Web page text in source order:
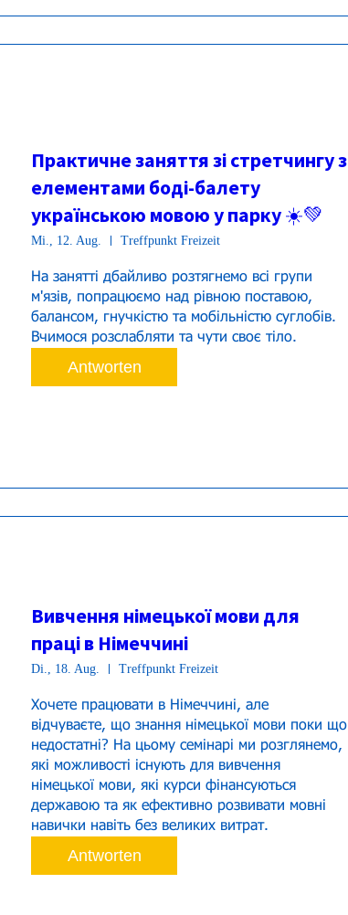
Практичне заняття зі стретчингу з
елементами боді-балету
українською мовою у парку ☀️💚
Mi., 12. Aug. Treffpunkt Freizeit
На занятті дбайливо розтягнемо всі групи
м'язів, попрацюємо над рівною поставою,
балансом, гнучкістю та мобільністю суглобів.
Antworten
Вивчення німецької мови для
праці в Німеччині
Di., 18. Aug. Treffpunkt Freizeit
Хочете працювати в Німеччині, але
відчуваєте, що знання німецької мови поки що
недостатні? На цьому семінарі ми розглянемо,
які можливості існують для вивчення
німецької мови, які курси фінансуються
державою та як ефективно розвивати мовні
навички навіть без великих витрат.
Antworten